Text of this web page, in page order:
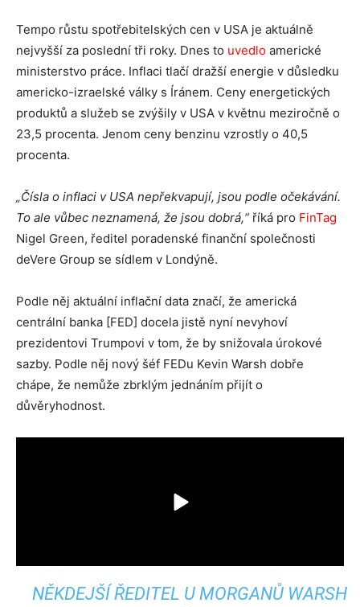
Tempo růstu spotřebitelských cen v USA je aktuálně
nejvyšší za poslední tři roky. Dnes to uvedlo americké
ministerstvo práce. Inflaci tlačí dražší energie v důsledku
americko-izraelské války s Íránem. Ceny energetických
produktů a služeb se zvýšily v USA v květnu meziročně o
23,5 procenta. Jenom ceny benzinu vzrostly o 40,5
procenta.
„Čísla o inflaci v USA nepřekvapují, jsou podle očekávání.
To ale vůbec neznamená, že jsou dobrá,“říká pro FinTag
Nigel Green, ředitel poradenské finanční společnosti
deVere Group se sídlem v Londýně.
Podle něj aktuální inflační data značí, že americká
centrální banka [FED] docela jistě nyní nevyhoví
prezidentovi Trumpovi v tom, že by snižovala úrokové
sazby. Podle něj nový šéf FEDu Kevin Warsh dobře
chápe, že nemůže zbrklým jednáním přijít o
důvěryhodnost.
NĚKDEJŠÍ ŘEDITEL U MORGANŮ WARSH